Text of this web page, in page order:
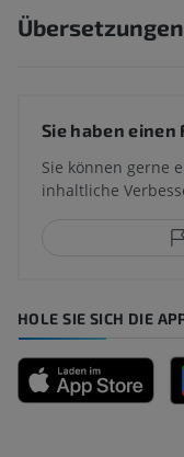
Übersetzungen
Sie haben einen
Sie können gerne
inhaltliche
HOLE SIE SICH DIE